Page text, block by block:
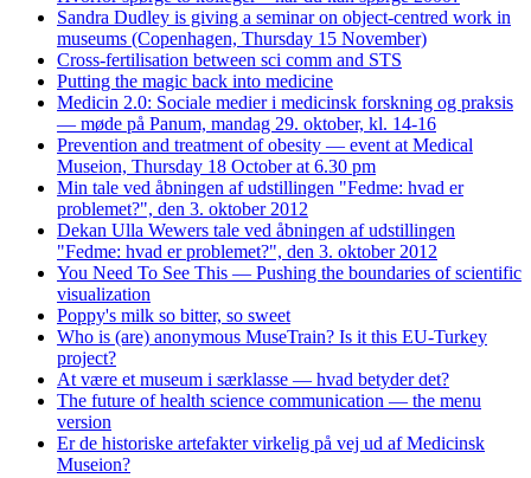
Sandra Dudley is giving a seminar on object-centred work in
museums (Copenhagen, Thursday 15 November)
Cross-fertilisation between sci comm and STS
Putting the magic back into medicine
Medicin 2.0: Sociale medier i medicinsk forskning og praksis
— møde på Panum, mandag 29. oktober, kl. 14-16
Prevention and treatment of obesity — event at Medical
Museion, Thursday 18 October at 6.30 pm
Min tale ved åbningen af udstillingen "Fedme: hvad er
problemet?", den 3. oktober 2012
Dekan Ulla Wewers tale ved åbningen af udstillingen
"Fedme: hvad er problemet?", den 3. oktober 2012
You Need To See This — Pushing the boundaries of scientific
visualization
Poppy's milk so bitter, so sweet
Who is (are) anonymous MuseTrain? Is it this EU-Turkey
project?
At være et museum i særklasse — hvad betyder det?
The future of health science communication — the menu
version
Er de historiske artefakter virkelig på vej ud af Medicinsk
Museion?